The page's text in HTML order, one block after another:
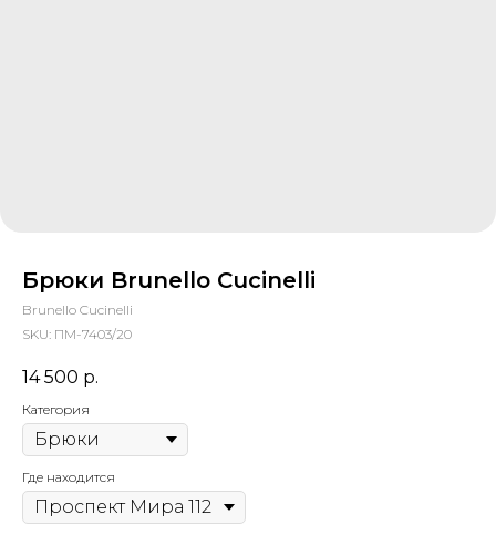
Брюки Brunello Cucinelli
Brunello Cucinelli
SKU: ПМ-7403/20
14 500 р.
Категория
Где находится